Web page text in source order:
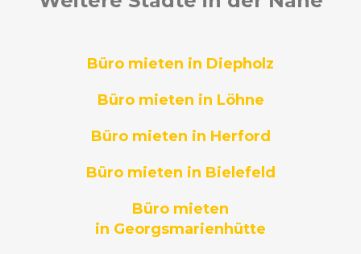
Büro mieten in Diepholz
Büro mieten in Löhne
Büro mieten in Herford
Büro mieten in Bielefeld
Büro mieten
in Georgsmarienhütte